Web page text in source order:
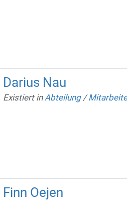
Darius Nau
Existiert in Abteilung /
Finn Oejen